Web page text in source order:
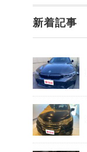
新着記事